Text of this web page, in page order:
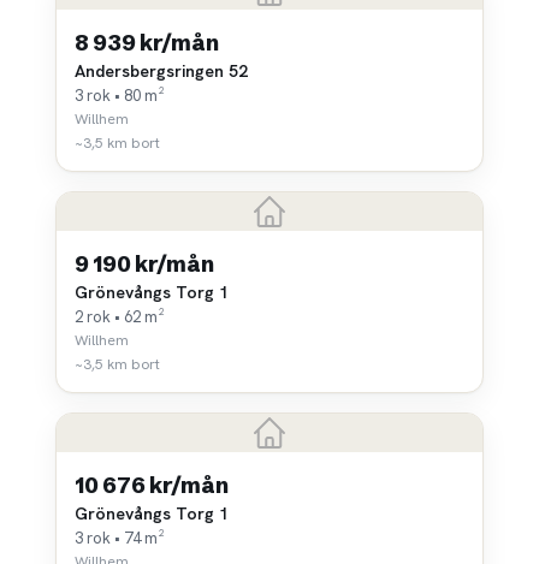
8 939 kr/mån
Andersbergsringen 52
3 rok • 80 m²
Willhem
~3,5 km bort
9 190 kr/mån
Grönevångs Torg 1
2 rok • 62 m²
Willhem
~3,5 km bort
10 676 kr/mån
Grönevångs Torg 1
3 rok • 74 m²